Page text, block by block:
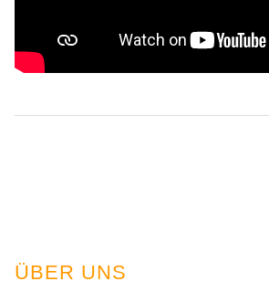
ÜBER UNS